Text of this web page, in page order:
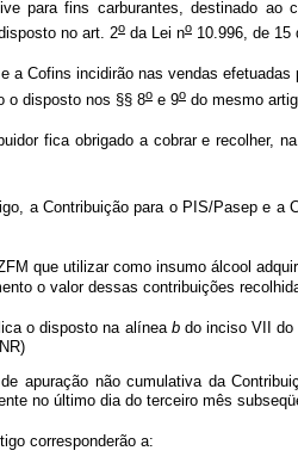
para fins carburantes, destinado ao
no art. 2o da Lei no 10.996, de 15
a Cofins incidirão nas vendas
o disposto nos §§ 8o e 9o do mesmo
fica obrigado a cobrar e recolher,
a Contribuição para o PIS/Pasep e a
que utilizar como insumo álcool
o valor dessas contribuições
o disposto na alínea bdo inciso VII do
apuração não cumulativa da
no último dia do terceiro mês
corresponderão a: